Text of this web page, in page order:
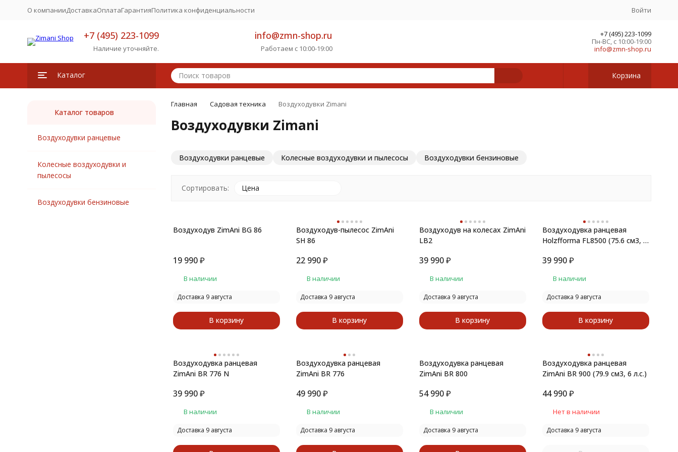
О компанииДоставкаОплатаГарантияПолитика конфиденциальности Войти
+7 (495) 223-1099
Наличие уточняйте.
info@zmn-shop.ru
Работаем с 10:00-19:00
+7 (495) 223-1099
Пн-ВС, с 10:00-19:00
info@zmn-shop.ru
Каталог Корзина
Главная Садовая техника Воздуходувки Zimani
Воздуходувки Zimani
Воздуходувки ранцевые Колесные воздуходувки и пылесосы Воздуходувки бензиновые
Сортировать: Цена
Воздуходув ZimAni BG 86
19 990 ₽
В наличии
Доставка 9 августа
В корзину
Воздуходув-пылесос ZimAni
SH 86
22 990 ₽
В наличии
Доставка 9 августа
В корзину
Воздуходув на колесах ZimAni
LB2
39 990 ₽
В наличии
Доставка 9 августа
В корзину
Воздуходувка ранцевая
Holzfforma FL8500 (75.6 см3, 6
39 990 ₽
В наличии
Доставка 9 августа
В корзину
Воздуходувка ранцевая
ZimAni BR 776 N
39 990 ₽
В наличии
Доставка 9 августа
Воздуходувка ранцевая
ZimAni BR 776
49 990 ₽
В наличии
Доставка 9 августа
Воздуходувка ранцевая
ZimAni BR 800
54 990 ₽
В наличии
Доставка 9 августа
Воздуходувка ранцевая
ZimAni BR 900 (79.9 см3, 6 л.с.)
44 990 ₽
Нет в наличии
Доставка 9 августа
Каталог товаров
Воздуходувки ранцевые
Колесные воздуходувки и
пылесосы
Воздуходувки бензиновые